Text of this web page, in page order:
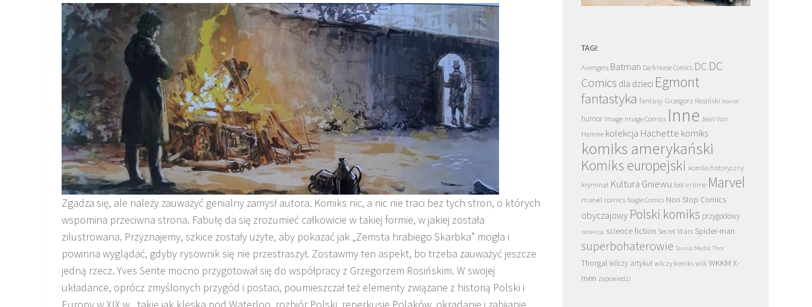
Zgadza się, ale należy zauważyć genialny zamysł autora. Komiks nic, a nic nie traci bez tych stron, o których
wspomina przeciwna strona. Fabułę da się zrozumieć całkowicie w takiej formie, w jakiej została
zilustrowana. Przyznajemy, szkice zostały użyte, aby pokazać jak „Zemsta hrabiego Skarbka” mogła i
powinna wyglądać, gdyby rysownik się nie przestraszył. Zostawmy ten aspekt, bo trzeba zauważyć jeszcze
jedną rzecz. Yves Sente mocno przygotował się do współpracy z Grzegorzem Rosińskim. W swojej
układance, oprócz zmyślonych przygód i postaci, poumieszczał też elementy związane z historią Polski i
TAGI:
Avengers Batman Dark Horse Comics DC DC
Comics dla dzieci Egmont
fantastyka fantasy Grzegorz Rosiński horror
humor Image Image Comics Inne Jean Van
Hamme kolekcja Hachette komiks
komiks amerykański
Komiks europejski komiks historyczny
kryminał Kultura Gniewu lost in time Marvel
marvel comics Nagle Comics Non Stop Comics
obyczajowy Polski komiks przygodowy
recenzja science fiction Secret Wars Spider-man
superbohaterowie Taurus Media Thor
Thorgalwilczy artykuł wilczy komiks wilk WKKM X-
men zapowiedzi